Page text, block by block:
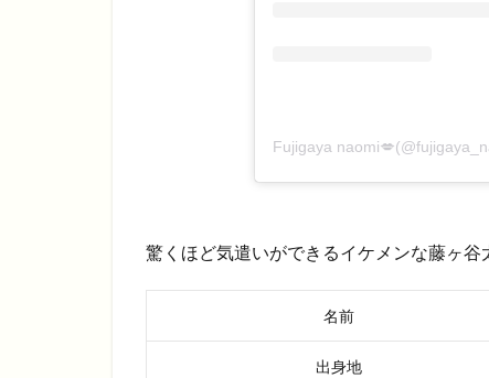
Fujigaya
驚くほど気遣いができるイケメンな藤ヶ谷
名前
出身地